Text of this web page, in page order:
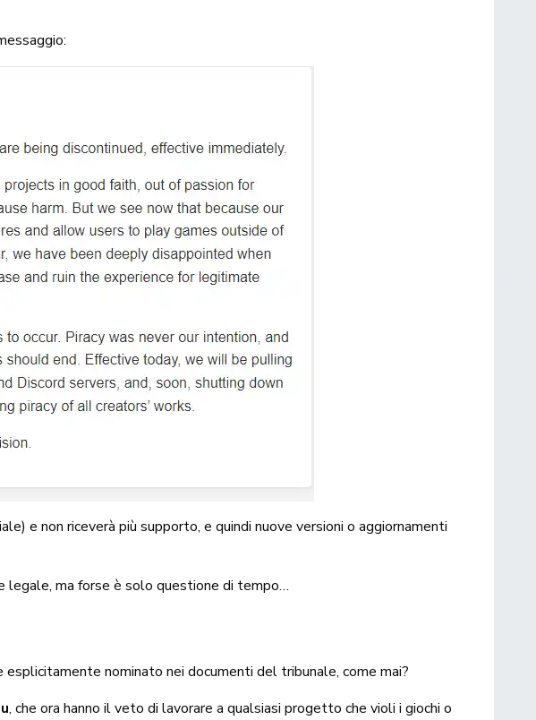
e non riceverà più supporto, e quindi nuove versioni o aggiornamenti
legale, ma forse è solo questione di tempo…
esplicitamente nominato nei documenti del tribunale, come mai?
, che ora hanno il veto di lavorare a qualsiasi progetto che violi i giochi o